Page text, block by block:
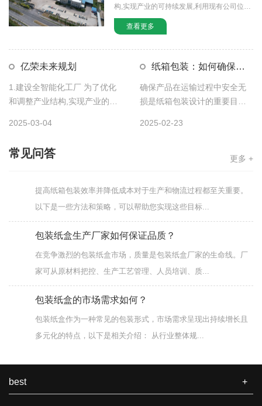
构,实现产业的可持续发展,利用现有公司位置
（淮安区山阳大道100号） […]
查看更多
亿荣未来规划
1.建设全智能化工厂 为了优化
和调整产业结构,实现产业的可
2025-03-04
纸箱包装：如何确保产
确保产品在运输过程中安全无
损是纸箱包装设计的重要目标
2025-02-23
常见问答 更多 +
纸箱定做方法及注意事项
纸箱定做方法及注意事项 在定做纸箱时，为确保成品满足使用需
求，同时兼顾成本与品质，需要注意以下关键要...
best +